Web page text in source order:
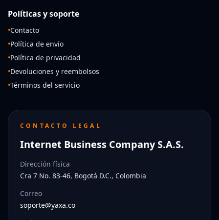
Políticas y soporte
•Contacto
•Política de envío
•Política de privacidad
•Devoluciones y reembolsos
•Términos del servicio
CONTACTO LEGAL
Internet Business Company S.A.S.
Dirección física
Cra 7 No. 83-46, Bogotá D.C., Colombia
Correo
soporte@yaxa.co